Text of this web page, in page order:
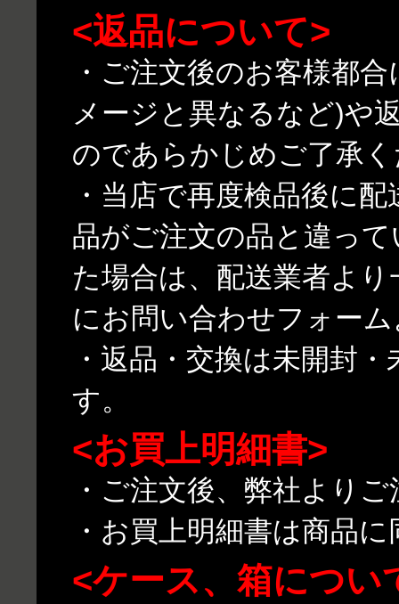
<返品について>
・ご注文後のお客様都
メージと異なるなど)や
のであらかじめご了承
・当店で再度検品後に
品がご注文の品と違っ
た場合は、配送業者よ
にお問い合わせフォー
・返品・交換は未開封
す。
<お買上明細書>
・ご注文後、弊社より
・お買上明細書は商品
<ケース、箱につい